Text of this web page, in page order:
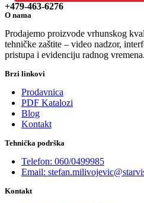
+479-463-6276
O nama
Prodajemo proizvode vrhunskog
tehničke zaštite – video nadzor,
pristupa i evidenciju radnog vremena.
Brzi linkovi
Prodavnica
PDF Katalozi
Blog
Kontakt
Tehnička podrška
Telefon: 060/0499985
Email:
Kontakt